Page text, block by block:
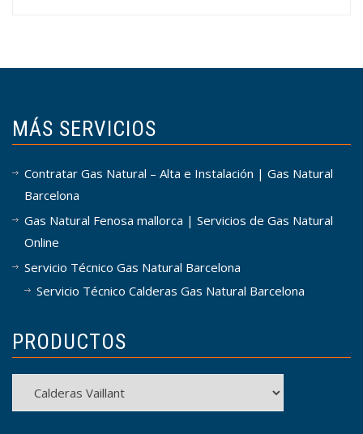
MÁS SERVICIOS
Contratar Gas Natural – Alta e Instalación | Gas Natural
Barcelona
Gas Natural Fenosa mallorca | Servicios de Gas Natural
Online
Servicio Técnico Gas Natural Barcelona
Servicio Técnico Calderas Gas Natural Barcelona
PRODUCTOS